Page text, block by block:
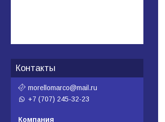
Контакты
morellomarco@mail.ru
+7 (707) 245-32-23